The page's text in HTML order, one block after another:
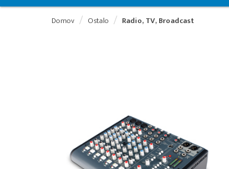
Domov Ostalo Radio, TV, Broadcast